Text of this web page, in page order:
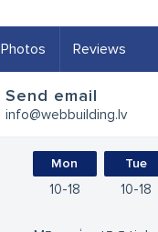
Photos Reviews
Send email
info@webbuilding.lv
Mon
10 18
Tue
10 18